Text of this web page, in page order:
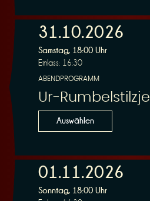
31.10.2026
Samstag, 18:00 Uhr
Einlass: 16:30
ABENDPROGRAMM
Ur-Rumbelstilzje
Auswählen
01.11.2026
Sonntag, 18:00 Uhr